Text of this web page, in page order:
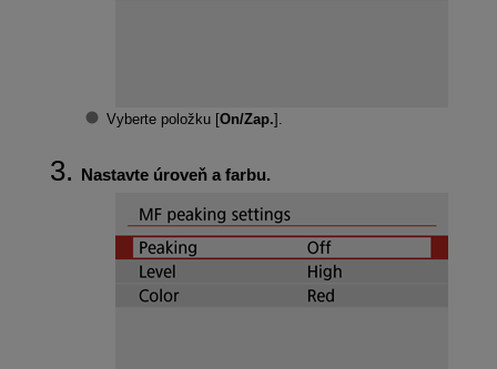
Vyberte položku [On/Zap.].
Nastavte úroveň a farbu.